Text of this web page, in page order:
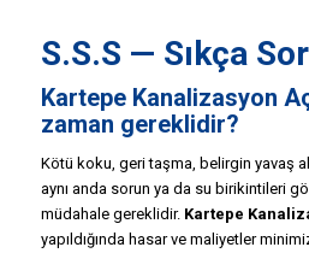
S.S.S — Sıkça
Kartepe Kanalizasyon
zaman gereklidir?
Kötü koku, geri taşma, belirgin yavaş
aynı anda sorun ya da su birikintileri
müdahale gereklidir. Kartepe
yapıldığında hasar ve maliyetler